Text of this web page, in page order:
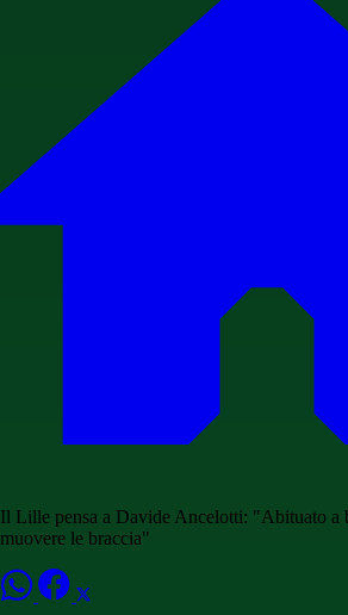
Il Lille pensa a Davide Ancelotti: "Abituato a
muovere le braccia"